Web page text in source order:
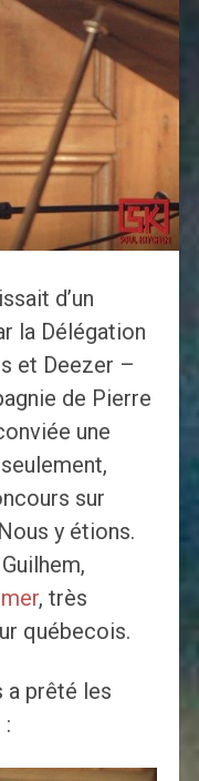
d’un
la Délégation
et Deezer –
de Pierre
une
sur
y étions.
, très
québecois.
a prêté les